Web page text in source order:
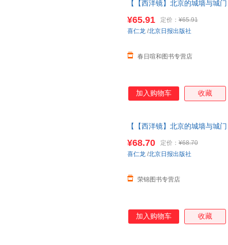
【【西洋镜】北京的城墙与城
系在线当当客服
¥65.91 定价： ¥65.91
春日喧和图书专营店
喜仁龙 /北京日报出版社
加入购物车 收藏
【【西洋镜】北京的城墙与城
正版图书 请放心下单，本店所
¥68.70 定价： ¥68.70
荣锦图书专营店
喜仁龙 /北京日报出版社
加入购物车 收藏